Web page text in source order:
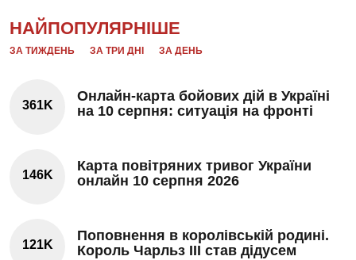
НАЙПОПУЛЯРНІШЕ
ЗА ТИЖДЕНЬ ЗА ТРИ ДНІ ЗА ДЕНЬ
361K
Онлайн-карта бойових дій в Україні
на 10 серпня: ситуація на фронті
146K
Карта повітряних тривог України
онлайн 10 серпня 2026
121K
Поповнення в королівській родині.
Король Чарльз III став дідусем